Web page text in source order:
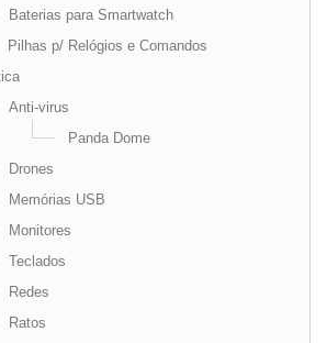
Baterias para Smartwatch
Pilhas p/ Relógios e Comandos
Anti-virus
Panda Dome
Drones
Memórias USB
Monitores
Teclados
Redes
Ratos